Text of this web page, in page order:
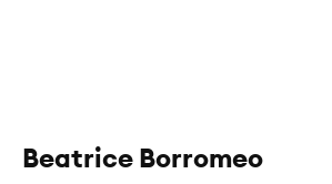
Beatrice Borromeo